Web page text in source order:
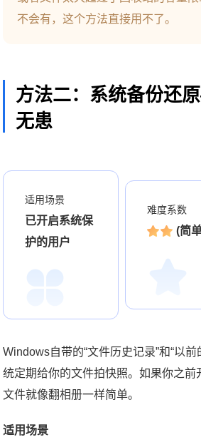
不会有，这个方法直接用不了。
方法二：系统备份还
无患
适用场景
已开启系统保
护的用户
难度系数
(简
Windows自带的“文件历史记录”和“以
统定期给你的文件拍快照。如果你之前
文件就像翻相册一样简单。
适用场景